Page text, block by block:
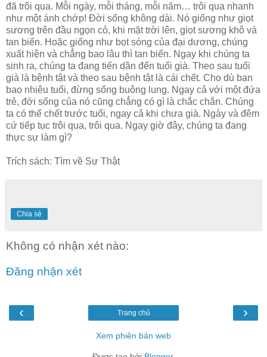
đã trôi qua. Mỗi ngày, mỗi tháng, mỗi năm… trôi qua nhanh
như một ánh chớp! Đời sống không dài. Nó giống như giọt
sương trên đầu ngọn cỏ, khi mặt trời lên, giọt sương khô và
tan biến. Hoặc giống như bọt sóng của đại dương, chúng
xuất hiện và chẳng bao lâu thì tan biến. Ngay khi chúng ta
sinh ra, chúng ta đang tiến dần đến tuổi già. Theo sau tuổi
già là bệnh tật và theo sau bệnh tật là cái chết. Cho dù bạn
bao nhiêu tuổi, đừng sống buông lung. Ngay cả với một đứa
trẻ, đời sống của nó cũng chẳng có gì là chắc chắn. Chúng
ta có thể chết trước tuổi, ngay cả khi chưa già. Ngày và đêm
cứ tiếp tục trôi qua, trôi qua. Ngay giờ đây, chúng ta đang
thực sự làm gì?
Trích sách: Tìm về Sự Thật
Chia sẻ
Không có nhận xét nào:
Đăng nhận xét
‹ ›
Trang chủ
Xem phiên bản web